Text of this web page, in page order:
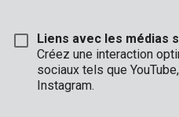
Liens avec les médias
Créez une interaction
sociaux tels que
Instagram.